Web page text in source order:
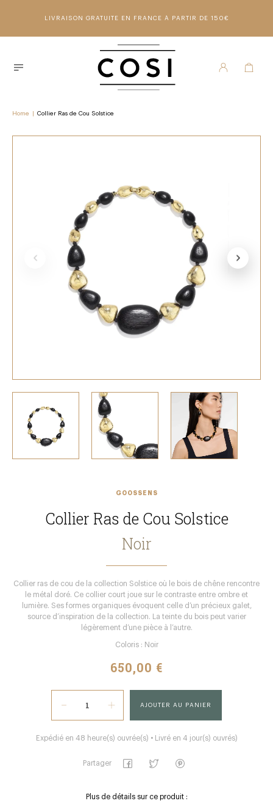
LIVRAISON GRATUITE EN FRANCE À PARTIR DE 150€
Home Collier Ras de Cou Solstice
GOOSSENS
Collier Ras de Cou Solstice
Noir
Collier ras de cou de la collection Solstice où le bois de chêne rencontre
le métal doré. Ce collier court joue sur le contraste entre ombre et
lumière. Ses formes organiques évoquent celle d’un précieux galet,
source d’inspiration de la collection. La teinte du bois peut varier
légèrement d’une pièce à l’autre.
Coloris : Noir
650,00 €
AJOUTER AU PANIER
Expédié en 48 heure(s) ouvrée(s) • Livré en 4 jour(s) ouvrés)
Partager
Plus de détails sur ce produit :